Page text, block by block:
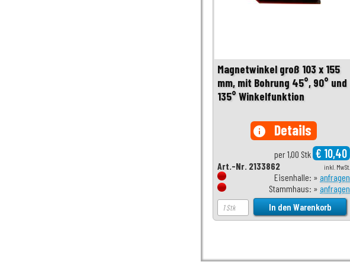
Magnetwinkel groß 103 x 155
mm, mit Bohrung 45°, 90° und
135° Winkelfunktion
info Details
per 1,00 Stk € 10,40
inkl. MwSt.
Art.-Nr. 2133862
Eisenhalle: » anfragen
Stammhaus: » anfragen